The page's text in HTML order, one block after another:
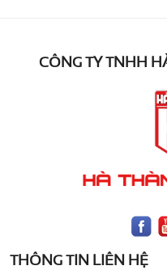
CÔNG TY TNHH
THÔNG TIN LIÊN HỆ